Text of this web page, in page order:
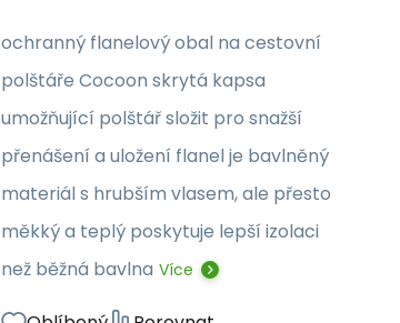
ochranný flanelový obal na cestovní
polštáře Cocoon skrytá kapsa
umožňující polštář složit pro snažší
přenášení a uložení flanel je bavlněný
materiál s hrubším vlasem, ale přesto
měkký a teplý poskytuje lepší izolaci
než běžná bavlna Více